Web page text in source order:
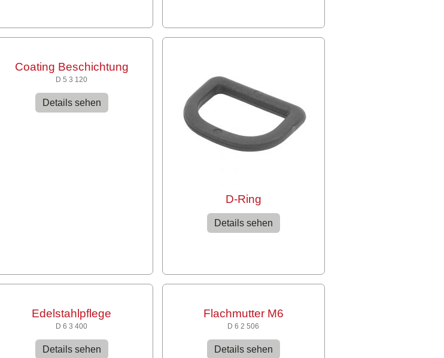
Coating Beschichtung
D 5 3 120
Details sehen
D-Ring
Details sehen
Edelstahlpflege
D 6 3 400
Details sehen
Flachmutter M6
D 6 2 506
Details sehen